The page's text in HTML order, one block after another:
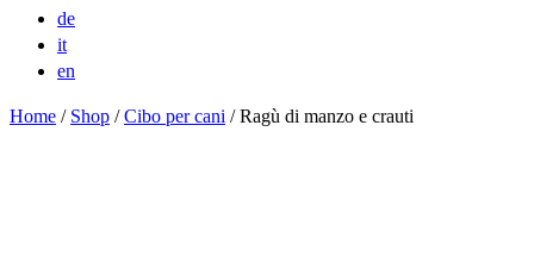
de
it
en
Home / Shop /Cibo per cani / Ragù di manzo e crauti